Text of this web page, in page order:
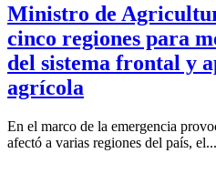
Ministro de
cinco regiones para
del sistema frontal y
agrícola
En el marco de la emergencia
afectó a varias regiones del país, el...